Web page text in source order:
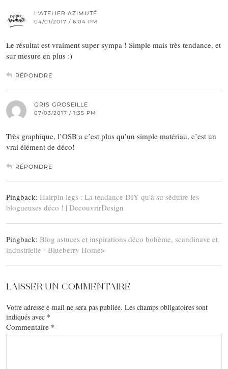
L'ATELIER AZIMUTÉ
04/01/2017 / 6:04 PM
Le résultat est vraiment super sympa ! Simple mais très tendance, et
sur mesure en plus :)
RÉPONDRE
GRIS GROSEILLE
07/03/2017 / 1:35 PM
Très graphique, l’OSB a c’est plus qu’un simple matériau, c’est un
vrai élément de déco!
RÉPONDRE
Pingback: Hairpin legs : La tendance DIY qu'à su séduire les
blogueuses déco ! | DecouvrirDesign
Pingback: Blog astuces et inspirations déco bohème, scandinave et
industrielle - Blueberry Home>
LAISSER UN COMMENTAIRE
Votre adresse e-mail ne sera pas publiée. Les champs obligatoires sont
indiqués avec *
Commentaire *